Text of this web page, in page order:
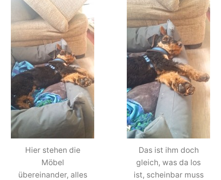
Hier stehen die
Möbel
übereinander, alles
Das ist ihm doch
gleich, was da los
ist, scheinbar muss